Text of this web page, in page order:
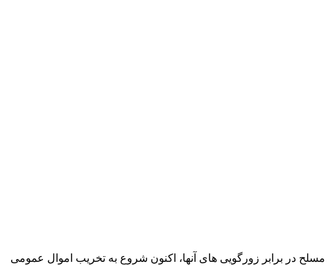
در برابر زورگویی های آنها، اکنون شروع به تخریب اموال عمومی